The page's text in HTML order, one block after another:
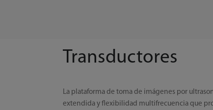
Transductores
La plataforma de toma de imágenes por
extendida y flexibilidad multifrecuencia que